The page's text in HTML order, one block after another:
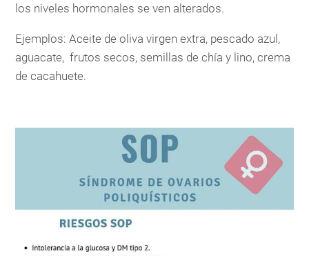
los niveles hormonales se ven alterados.
Ejemplos: Aceite de oliva virgen extra, pescado azul,
aguacate, frutos secos, semillas de chía y lino, crema
de cacahuete.